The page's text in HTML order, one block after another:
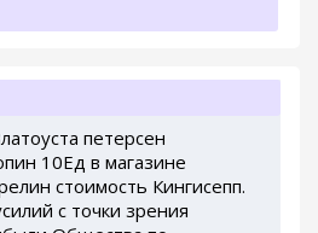
петерсен
10Ед в магазине
стоимость Кингисепп.
с точки зрения